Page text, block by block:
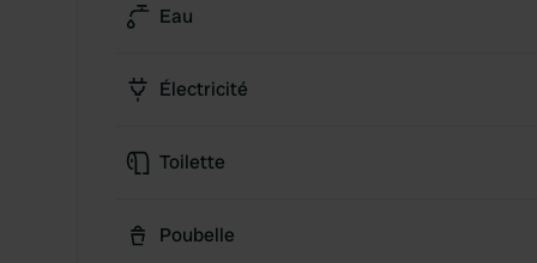
Eau
Électricité
Toilette
Poubelle